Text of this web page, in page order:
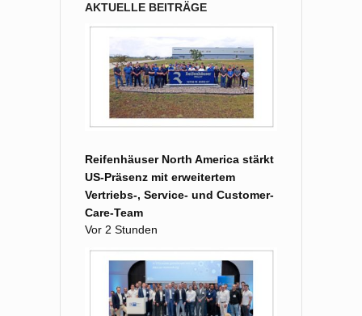
AKTUELLE BEITRÄGE
Reifenhäuser North America stärkt
US-Präsenz mit erweitertem
Vertriebs-, Service- und Customer-
Care-Team
Vor 2 Stunden